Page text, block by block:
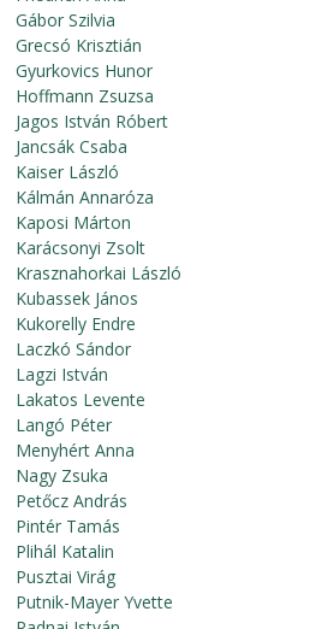
Gábor Szilvia
Grecsó Krisztián
Gyurkovics Hunor
Hoffmann Zsuzsa
Jagos István Róbert
Jancsák Csaba
Kaiser László
Kálmán Annaróza
Kaposi Márton
Karácsonyi Zsolt
Krasznahorkai László
Kubassek János
Kukorelly Endre
Laczkó Sándor
Lagzi István
Lakatos Levente
Langó Péter
Menyhért Anna
Nagy Zsuka
Petőcz András
Pintér Tamás
Plihál Katalin
Pusztai Virág
Putnik-Mayer Yvette